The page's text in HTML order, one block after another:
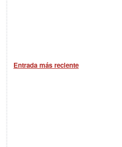
Entrada más reciente